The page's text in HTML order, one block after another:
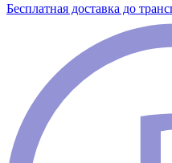
Бесплатная доставка до